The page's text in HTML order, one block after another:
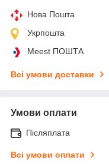
Нова Пошта
Укрпошта
Meest ПОШТА
Всі умови доставки
Умови оплати
Післяплата
Всі умови оплати